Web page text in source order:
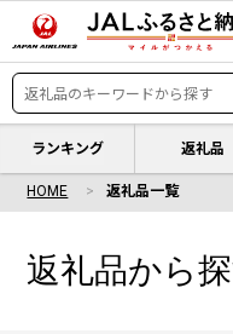
ランキング 返礼品
HOME 返礼品一覧
返礼品から